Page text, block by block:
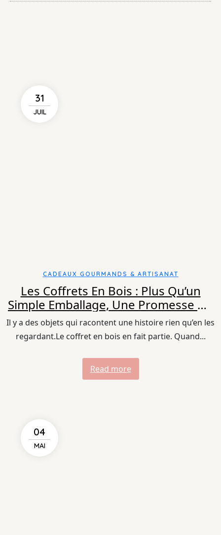
31
JUIL
CADEAUX GOURMANDS & ARTISANAT
Les Coffrets En Bois : Plus Qu’un
Simple Emballage, Une Promesse De
Sens !
Il y a des objets qui racontent une histoire rien qu’en les
regardant.Le coffret en bois en fait partie. Quand...
Read more
04
MAI